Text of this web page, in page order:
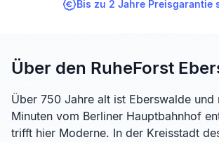
Bis zu 2 Jahre Preisgarantie
Über den RuheForst
Über 750 Jahre alt ist Eberswalde und
Minuten vom Berliner Hauptbahnhof
trifft hier Moderne. In der Kreisstadt